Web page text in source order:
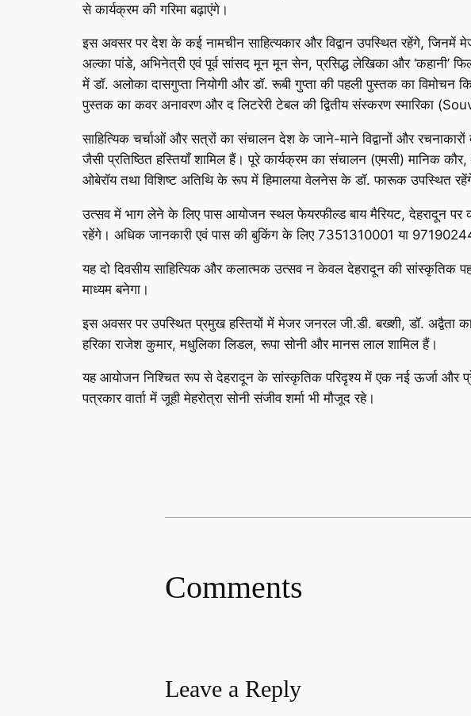
से कार्यक्रम की गरिमा बढ़ाएंगे।
इस अवसर पर देश के कई नामचीन साहित्यकार और विद्वान उपस्थित रहेंगे, जिनमें
अल्का पांडे, अभिनेत्री एवं पूर्व सांसद मून मून सेन, प्रसिद्ध लेखिका और ‘कहानी’
में डॉ. अलोका दासगुप्ता नियोगी और डॉ. रूबी गुप्ता की पहली पुस्तक का
पुस्तक का कवर अनावरण और द लिटरेरी टेबल की द्वितीय संस्करण स्मारिका
साहित्यिक चर्चाओं और सत्रों का संचालन देश के जाने-माने विद्वानों और रचनाकारों
जैसी प्रतिष्ठित हस्तियाँ शामिल हैं। पूरे कार्यक्रम का संचालन (एमसी) मानिक
ओबेरॉय तथा विशिष्ट अतिथि के रूप में हिमालया वेलनेस के डॉ. फारूक उपस्थित
उत्सव में भाग लेने के लिए पास आयोजन स्थल फेयरफील्ड बाय मैरियट, देहरादून पर
रहेंगे। अधिक जानकारी एवं पास की बुकिंग के लिए 7351310001 या
यह दो दिवसीय साहित्यिक और कलात्मक उत्सव न केवल देहरादून की सांस्कृतिक
माध्यम बनेगा।
इस अवसर पर उपस्थित प्रमुख हस्तियों में मेजर जनरल जी.डी. बख्शी, डॉ. अद्वैता
हरिका राजेश कुमार, मधुलिका लिडल, रूपा सोनी और मानस लाल शामिल हैं।
यह आयोजन निश्चित रूप से देहरादून के सांस्कृतिक परिदृश्य में एक नई ऊर्जा और
पत्रकार वार्ता में जूही मेहरोत्रा सोनी संजीव शर्मा भी मौजूद रहे।
Comments
Leave a Reply